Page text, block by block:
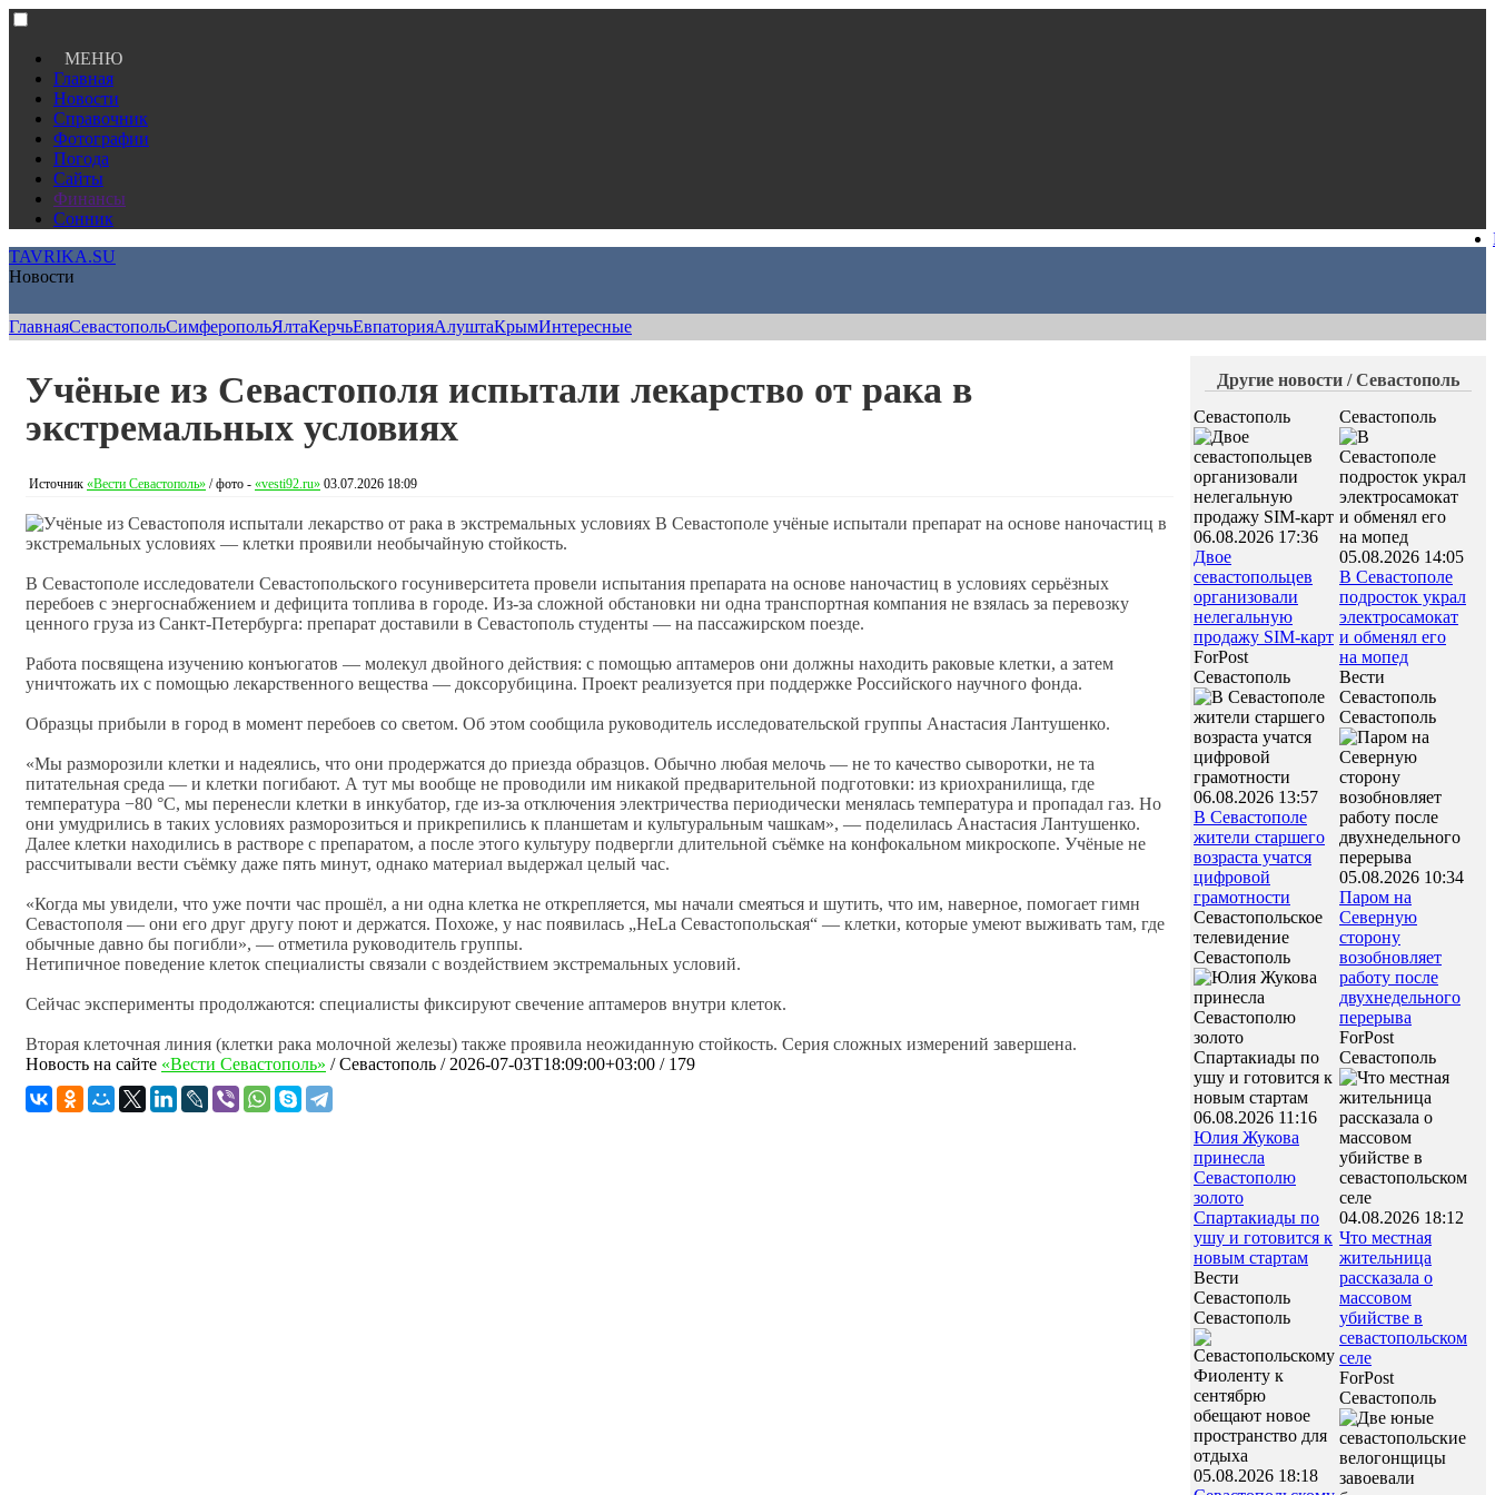
МЕНЮ
Главная
Новости
Справочник
Фотографии
Погода
Сайты
Финансы
Сонник
TAVRIKA.SU
Новости
ГлавнаяСевастопольСимферопольЯлтаКерчьЕвпаторияАлуштаКрымИнтересные
Учёные из Севастополя испытали лекарство от рака в
экстремальных условиях
Источник «Вести Севастополь» / фото - «vesti92.ru» 03.07.2026 18:09
В Севастополе учёные испытали препарат на основе наночастиц в
экстремальных условиях — клетки проявили необычайную стойкость.
В Севастополе исследователи Севастопольского госуниверситета провели испытания препарата на основе наночастиц в условиях серьёзных
перебоев с энергоснабжением и дефицита топлива в городе. Из‑за сложной обстановки ни одна транспортная компания не взялась за перевозку
ценного груза из Санкт‑Петербурга: препарат доставили в Севастополь студенты — на пассажирском поезде.
Работа посвящена изучению конъюгатов — молекул двойного действия: с помощью аптамеров они должны находить раковые клетки, а затем
уничтожать их с помощью лекарственного вещества — доксорубицина. Проект реализуется при поддержке Российского научного фонда.
Образцы прибыли в город в момент перебоев со светом. Об этом сообщила руководитель исследовательской группы Анастасия Лантушенко.
«Мы разморозили клетки и надеялись, что они продержатся до приезда образцов. Обычно любая мелочь — не то качество сыворотки, не та
питательная среда — и клетки погибают. А тут мы вообще не проводили им никакой предварительной подготовки: из криохранилища, где
температура −80 °C, мы перенесли клетки в инкубатор, где из‑за отключения электричества периодически менялась температура и пропадал газ. Но
они умудрились в таких условиях разморозиться и прикрепились к планшетам и культуральным чашкам», — поделилась Анастасия Лантушенко.
Далее клетки находились в растворе с препаратом, а после этого культуру подвергли длительной съёмке на конфокальном микроскопе. Учёные не
рассчитывали вести съёмку даже пять минут, однако материал выдержал целый час.
«Когда мы увидели, что уже почти час прошёл, а ни одна клетка не открепляется, мы начали смеяться и шутить, что им, наверное, помогает гимн
Севастополя — они его друг другу поют и держатся. Похоже, у нас появилась „HeLa Севастопольская“ — клетки, которые умеют выживать там, где
обычные давно бы погибли», — отметила руководитель группы.
Нетипичное поведение клеток специалисты связали с воздействием экстремальных условий.
Сейчас эксперименты продолжаются: специалисты фиксируют свечение аптамеров внутри клеток.
Вторая клеточная линия (клетки рака молочной железы) также проявила неожиданную стойкость. Серия сложных измерений завершена.
Новость на сайте «Вести Севастополь» /Севастополь / 2026-07-03T18:09:00+03:00 / 179
Другие новости / Севастополь
Севастополь
06.08.2026 17:36
Двое
севастопольцев
организовали
нелегальную
продажу SIM-карт
ForPost
Севастополь
06.08.2026 13:57
В Севастополе
жители старшего
возраста учатся
цифровой
грамотности
Севастопольское
телевидение
Севастополь
06.08.2026 11:16
Юлия Жукова
принесла
Севастополю
золото
Спартакиады по
ушу и готовится к
новым стартам
Вести
Севастополь
Севастополь
05.08.2026 18:18
Севастополь
05.08.2026 14:05
В Севастополе
подросток украл
электросамокат
и обменял его
на мопед
Вести
Севастополь
Севастополь
05.08.2026 10:34
Паром на
Северную
сторону
возобновляет
работу после
двухнедельного
перерыва
ForPost
Севастополь
04.08.2026 18:12
Что местная
жительница
рассказала о
массовом
убийстве в
севастопольском
селе
ForPost
Севастополь